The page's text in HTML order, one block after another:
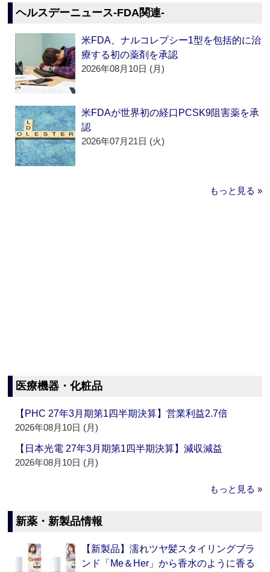
ヘルスデーニュース‐FDA関連‐
米FDA、ナルコレプシー1型を包括的に治
療する初の薬剤を承認
2026年08月10日 (月)
米FDAが世界初の経口PCSK9阻害薬を承
認
2026年07月21日 (火)
もっと見る »
医療機器・化粧品
【PHC 27年3月期第1四半期決算】営業利益2.7倍
2026年08月10日 (月)
【日本光電 27年3月期第1四半期決算】減収減益
2026年08月10日 (月)
もっと見る »
新薬・新製品情報
【新製品】濡れツヤ髪スタイリングブラ
ンド「Me＆Her」から香水のように香る